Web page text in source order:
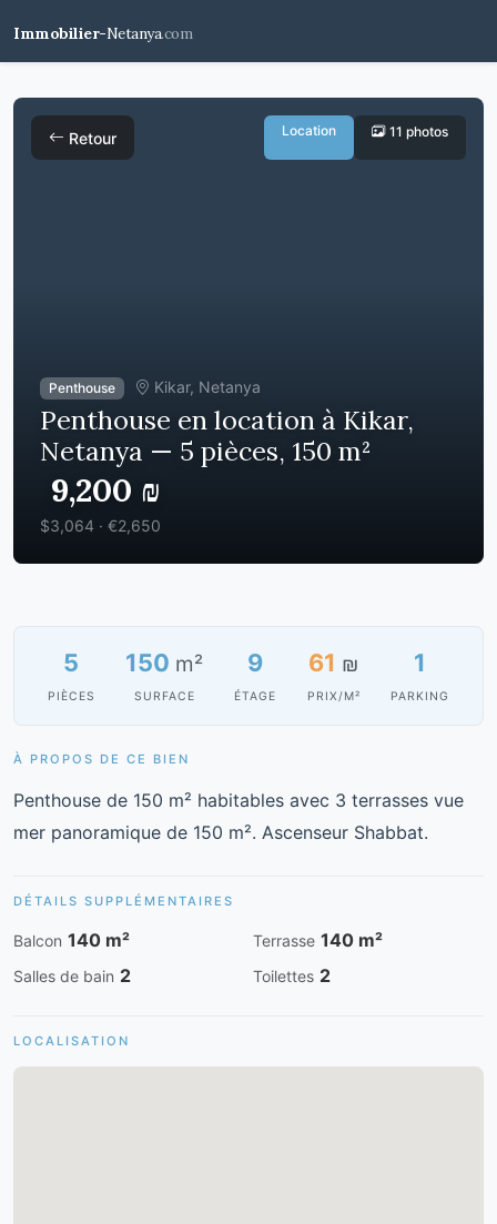
Immobilier-Netanya.com
Retour Location 11 photos
Penthouse Kikar, Netanya
Penthouse en location à Kikar,
Netanya — 5 pièces, 150 m²
9,200 ₪
$3,064 · €2,650
5
PIÈCES
150 m²
SURFACE
9
ÉTAGE
61 ₪
PRIX/M²
1
PARKING
À PROPOS DE CE BIEN
Penthouse de 150 m² habitables avec 3 terrasses vue
mer panoramique de 150 m². Ascenseur Shabbat.
DÉTAILS SUPPLÉMENTAIRES
Balcon 140 m² Terrasse 140 m²
Salles de bain 2 Toilettes 2
LOCALISATION